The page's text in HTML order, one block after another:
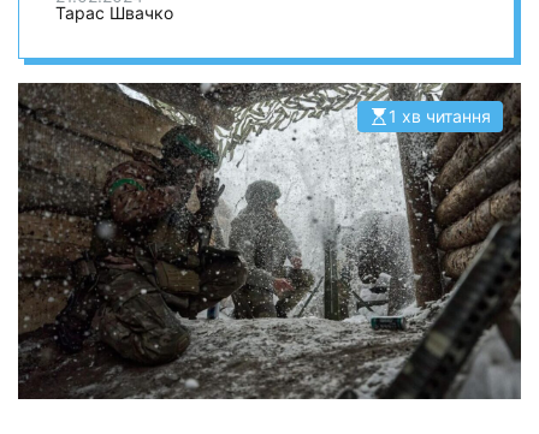
Мар’їнському
напрямку
Тарас Швачко
О
р
і
є
н
т
о
в
н
и
й
ч
а
с
ч
т
1 хв читання